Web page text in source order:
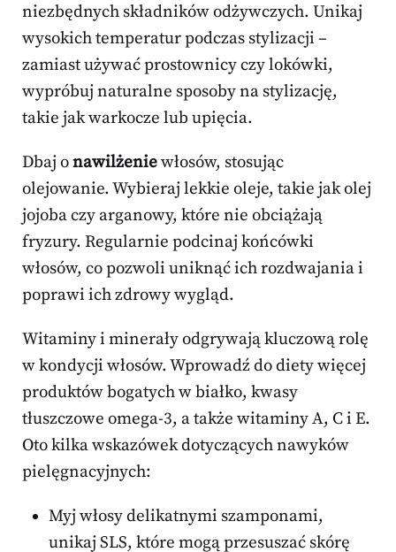
niezbędnych składników odżywczych. Unikaj
wysokich temperatur podczas stylizacji –
zamiast używać prostownicy czy lokówki,
wypróbuj naturalne sposoby na stylizację,
takie jak warkocze lub upięcia.
Dbaj onawilżeniewłosów, stosując
olejowanie. Wybieraj lekkie oleje, takie jak olej
jojoba czy arganowy, które nie obciążają
fryzury. Regularnie podcinaj końcówki
włosów, co pozwoli uniknąć ich rozdwajania i
poprawi ich zdrowy wygląd.
Witaminy i minerały odgrywają kluczową rolę
w kondycji włosów. Wprowadź do diety więcej
produktów bogatych w białko, kwasy
tłuszczowe omega-3, a także witaminy A, C i E.
Oto kilka wskazówek dotyczących nawyków
pielęgnacyjnych:
Myj włosy delikatnymi szamponami,
unikaj SLS, które mogą przesuszać skórę